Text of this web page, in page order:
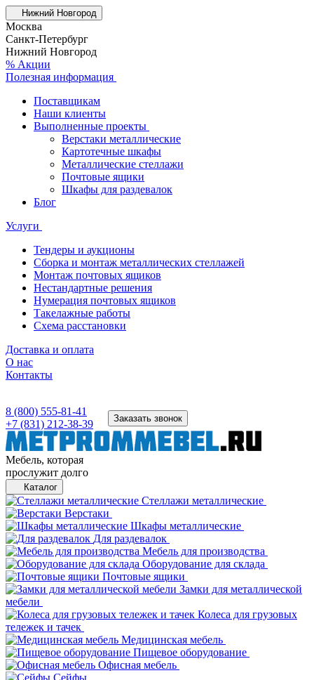
Нижний Новгород
Москва
Санкт-Петербург
Нижний Новгород
% Акции
Полезная информация
Поставщикам
Наши клиенты
Выполненные проекты
Верстаки металлические
Картотечные шкафы
Металлические стеллажи
Почтовые ящики
Шкафы для раздевалок
Блог
Услуги
Тендеры и аукционы
Сборка и монтаж металлических стеллажей
Монтаж почтовых ящиков
Нестандартные решения
Нумерация почтовых ящиков
Такелажные работы
Схема расстановки
Доставка и оплата
О нас
Контакты
8 (800) 555-81-41
+7 (831) 212-38-39
Заказать звонок
Мебель, которая
прослужит долго
Каталог
Стеллажи металлические
Верстаки
Шкафы металлические
Для раздевалок
Мебель для производства
Оборудование для склада
Почтовые ящики
Замки для металлической
мебели
Колеса для грузовых
тележек и тачек
Медицинская мебель
Пищевое оборудование
Офисная мебель
Сейфы